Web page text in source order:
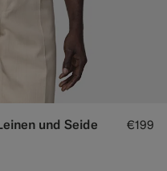
und Seide €199